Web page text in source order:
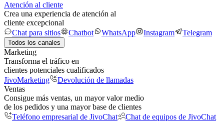
Atención al cliente
Crea una experiencia de atención al
cliente excepcional
Chat para sitios
Chatbot WhatsApp Instagram Telegram
Todos los canales
Marketing
Transforma el tráfico en
clientes potenciales cualificados
JivoMarketing
Devolución de llamadas
Ventas
Consigue más ventas, un mayor valor medio
de los pedidos y una mayor base de clientes
Teléfono empresarial de JivoChat
Chat de equipos de JivoChat